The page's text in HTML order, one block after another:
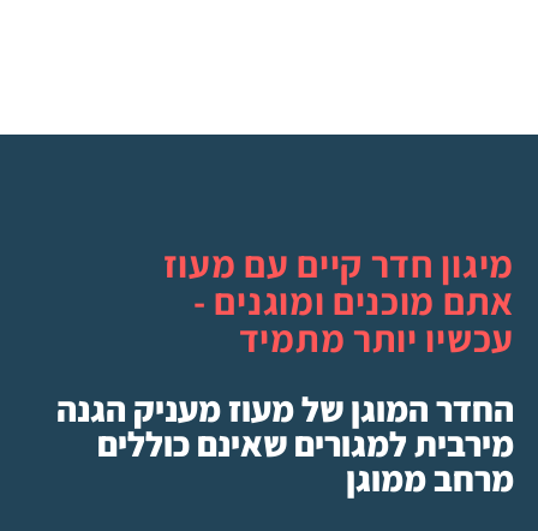
מיגון חדר קיים עם מעוז
אתם מוכנים ומוגנים -
עכשיו יותר מתמיד
החדר המוגן של מעוז מעניק הגנה
מירבית למגורים שאינם כוללים
מרחב ממוגן